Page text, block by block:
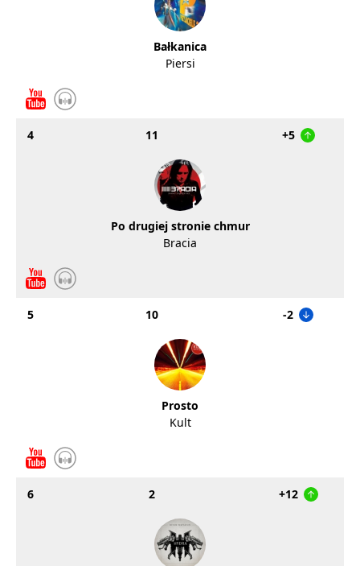
Bałkanica
Piersi
4 11 +5
Po drugiej stronie chmur
Bracia
5 10 -2
Prosto
Kult
6 2 +12